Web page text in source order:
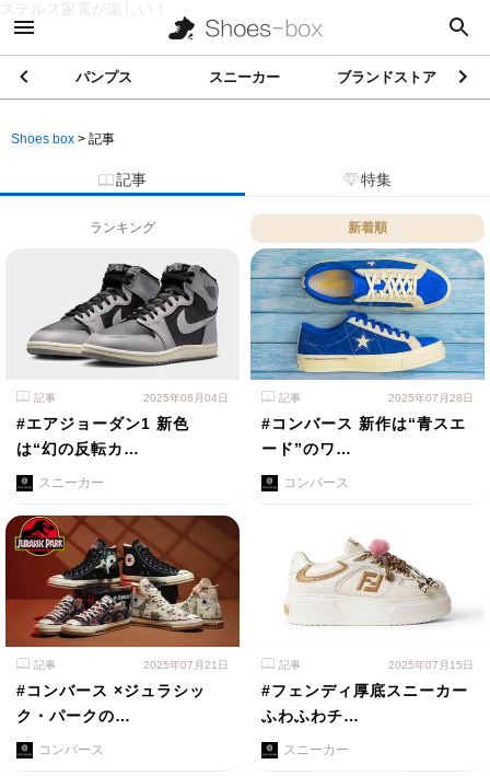
ステルス家電が楽しい！
パンプス スニーカー ブランドストア
Shoes box > 記事
記事 特集
ランキング 新着順
記事 2025年08月04日
#エアジョーダン1 新色
は“幻の反転カ…
スニーカー
記事 2025年07月28日
#コンバース 新作は“青スエ
ード”のワ…
コンバース
記事 2025年07月21日
#コンバース ×ジュラシッ
ク・パークの…
コンバース
記事 2025年07月15日
#フェンディ厚底スニーカー
ふわふわチ…
スニーカー